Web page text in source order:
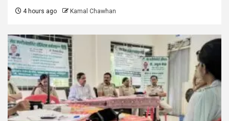
4 hours ago Kamal Chawhan